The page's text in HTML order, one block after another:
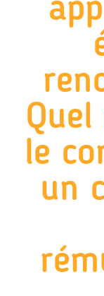
le
un